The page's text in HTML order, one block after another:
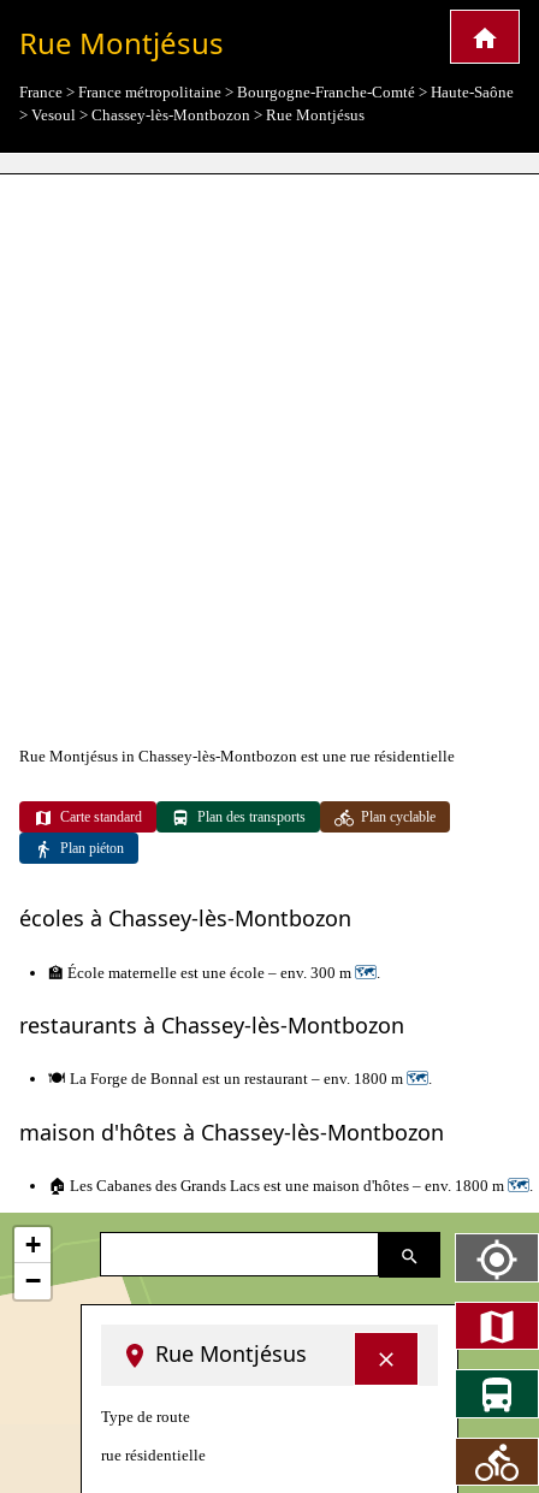
Rue Montjésus
France > France métropolitaine > Bourgogne-Franche-Comté > Haute-Saône
> Vesoul > Chassey-lès-Montbozon > Rue Montjésus
Rue Montjésus in Chassey-lès-Montbozon est une rue résidentielle
Carte standard Plan des transports
Plan cyclable
Plan piéton
écoles à Chassey-lès-Montbozon
🏫 École maternelle est une école – env. 300 m 🗺
restaurants à Chassey-lès-Montbozon
🍽️ La Forge de Bonnal est un restaurant – env. 1800 m 🗺.
maison d'hôtes à Chassey-lès-Montbozon
🏠 Les Cabanes des Grands Lacs est une maison d'hôtes – env. 1800 m 🗺.
Rue Montjésus
Type de route
rue résidentielle
+
−